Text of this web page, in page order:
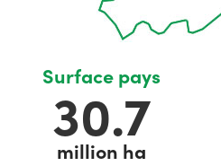
Surface pays
34.2
million ha